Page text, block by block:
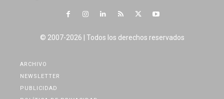
© 2007-2026 | Todos los derechos reservados
ARCHIVO
NEWSLETTER
PUBLICIDAD